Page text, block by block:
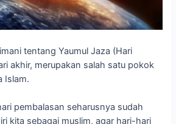
tentang Yaumul Jaza (Hari
akhir, merupakan salah satu pokok
Islam.
pembalasan seharusnya sudah
kita sebagai muslim, agar hari-hari